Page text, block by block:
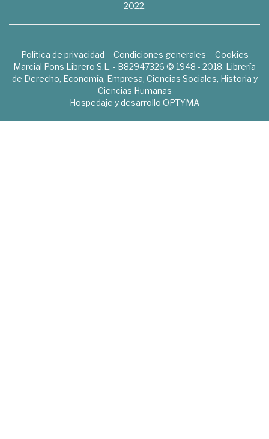
2022.
Política de privacidad Condiciones generales
Cookies
Marcial Pons Librero S.L. - B82947326 © 1948 - 2018. Librería
de Derecho, Economía, Empresa, Ciencias Sociales, Historia y
Ciencias Humanas
Hospedaje y desarrollo OPTYMA